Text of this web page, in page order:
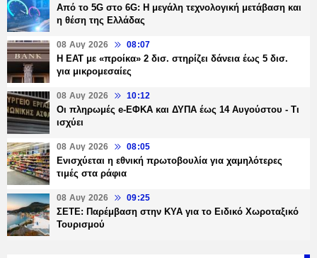
Από το 5G στο 6G: Η μεγάλη τεχνολογική μετάβαση και
η θέση της Ελλάδας
08 Αυγ 2026 08:07
Η ΕΑΤ με «προίκα» 2 δισ. στηρίζει δάνεια έως 5 δισ.
για μικρομεσαίες
08 Αυγ 2026 10:12
Οι πληρωμές e-ΕΦΚΑ και ΔΥΠΑ έως 14 Αυγούστου - Τι
ισχύει
08 Αυγ 2026 08:05
Ενισχύεται η εθνική πρωτοβουλία για χαμηλότερες
τιμές στα ράφια
08 Αυγ 2026 09:25
ΣΕΤΕ: Παρέμβαση στην ΚΥΑ για το Ειδικό Χωροταξικό
Τουρισμού